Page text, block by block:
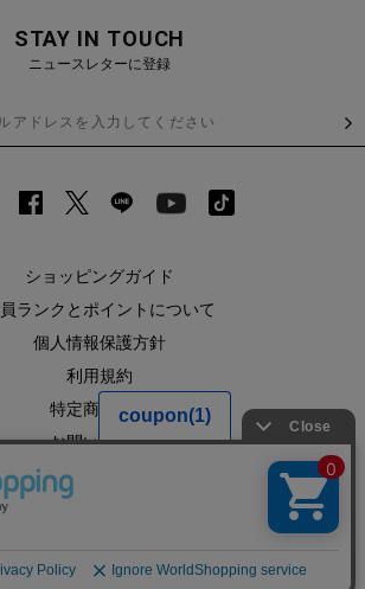
STAY IN TOUCH
ニュースレターに登録
ショッピングガイド
ランクとポイントについて
個人情報保護方針
利用規約
特定商取引法
お問い合わせ
企業情報